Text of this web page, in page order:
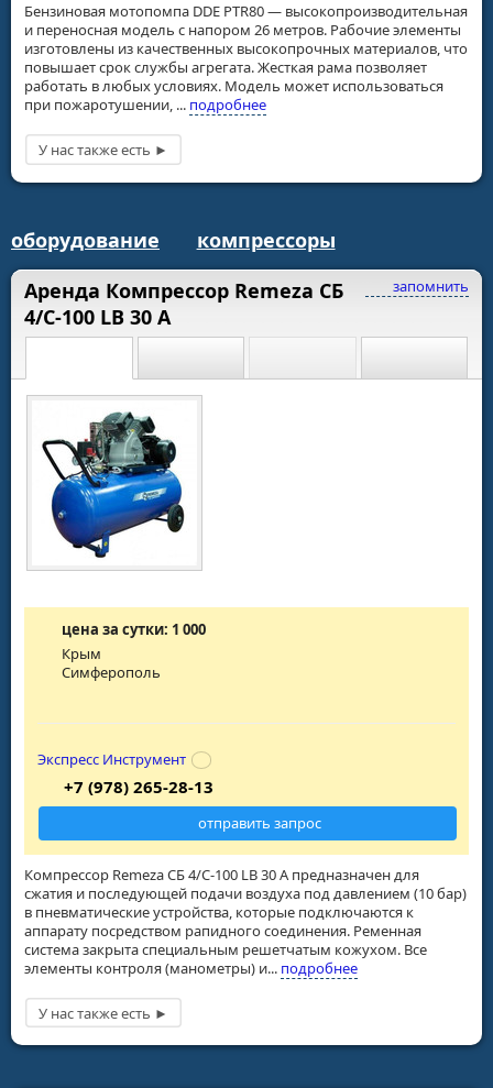
Бензиновая мотопомпа DDE PTR80 — высокопроизводительная
и переносная модель с напором 26 метров. Рабочие элементы
изготовлены из качественных высокопрочных материалов, что
повышает срок службы агрегата. Жесткая рама позволяет
работать в любых условиях. Модель может использоваться
при пожаротушении, ... подробнее
оборудование компрессоры
запомнить
Аренда Компрессор Remeza СБ
4/С-100 LB 30 A
Компрессор Remeza СБ 4/С-100 LB 30 A предназначен для
сжатия и последующей подачи воздуха под давлением (10 бар)
в пневматические устройства, которые подключаются к
аппарату посредством рапидного соединения. Ременная
система закрыта специальным решетчатым кожухом. Все
элементы контроля (манометры) и... подробнее
цена за сутки: 1 000
Крым
Симферополь
Экспресс Инструмент
+7 (978) 265-28-13
отправить запрос